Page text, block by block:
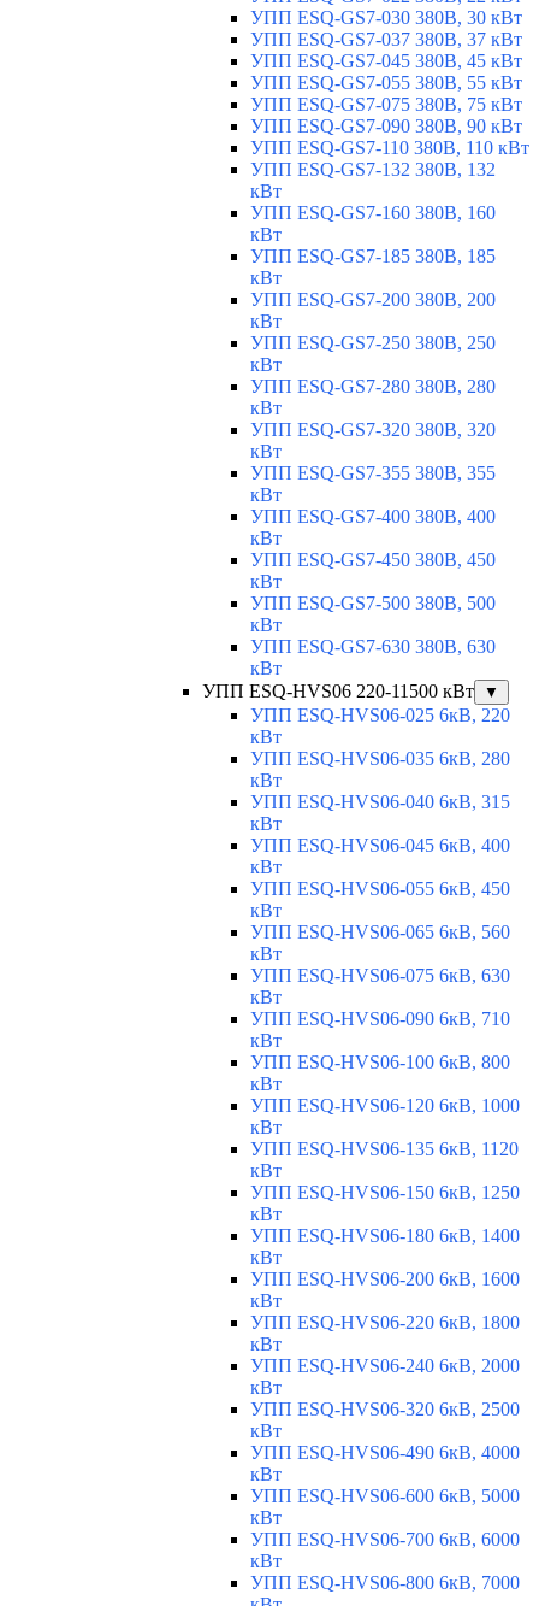
УПП ESQ-GS7-030 380В, 30 кВт
УПП ESQ-GS7-037 380В, 37 кВт
УПП ESQ-GS7-045 380В, 45 кВт
УПП ESQ-GS7-055 380В, 55 кВт
УПП ESQ-GS7-075 380В, 75 кВт
УПП ESQ-GS7-090 380В, 90 кВт
УПП ESQ-GS7-110 380В, 110 кВт
УПП ESQ-GS7-132 380В, 132
кВт
УПП ESQ-GS7-160 380В, 160
кВт
УПП ESQ-GS7-185 380В, 185
кВт
УПП ESQ-GS7-200 380В, 200
кВт
УПП ESQ-GS7-250 380В, 250
кВт
УПП ESQ-GS7-280 380В, 280
кВт
УПП ESQ-GS7-320 380В, 320
кВт
УПП ESQ-GS7-355 380В, 355
кВт
УПП ESQ-GS7-400 380В, 400
кВт
УПП ESQ-GS7-450 380В, 450
кВт
УПП ESQ-GS7-500 380В, 500
кВт
УПП ESQ-GS7-630 380В, 630
кВт
УПП ESQ-HVS06 220-11500 кВт
▼
УПП ESQ-HVS06-025 6кВ, 220
кВт
УПП ESQ-HVS06-035 6кВ, 280
кВт
УПП ESQ-HVS06-040 6кВ, 315
кВт
УПП ESQ-HVS06-045 6кВ, 400
кВт
УПП ESQ-HVS06-055 6кВ, 450
кВт
УПП ESQ-HVS06-065 6кВ, 560
кВт
УПП ESQ-HVS06-075 6кВ, 630
кВт
УПП ESQ-HVS06-090 6кВ, 710
кВт
УПП ESQ-HVS06-100 6кВ, 800
кВт
УПП ESQ-HVS06-120 6кВ, 1000
кВт
УПП ESQ-HVS06-135 6кВ, 1120
кВт
УПП ESQ-HVS06-150 6кВ, 1250
кВт
УПП ESQ-HVS06-180 6кВ, 1400
кВт
УПП ESQ-HVS06-200 6кВ, 1600
кВт
УПП ESQ-HVS06-220 6кВ, 1800
кВт
УПП ESQ-HVS06-240 6кВ, 2000
кВт
УПП ESQ-HVS06-320 6кВ, 2500
кВт
УПП ESQ-HVS06-490 6кВ, 4000
кВт
УПП ESQ-HVS06-600 6кВ, 5000
кВт
УПП ESQ-HVS06-700 6кВ, 6000
кВт
УПП ESQ-HVS06-800 6кВ, 7000